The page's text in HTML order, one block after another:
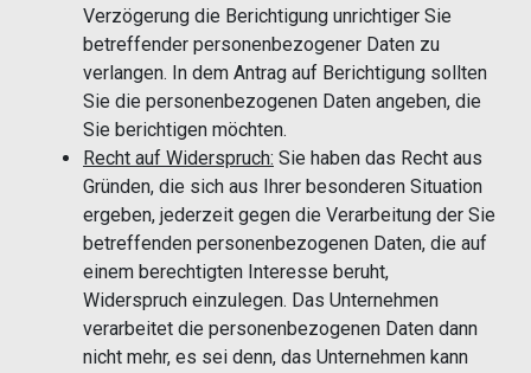
Verzögerung die Berichtigung unrichtiger Sie
betreffender personenbezogener Daten zu
verlangen. In dem Antrag auf Berichtigung sollten
Sie die personenbezogenen Daten angeben, die
Sie berichtigen möchten.
Recht auf Widerspruch: Sie haben das Recht aus
Gründen, die sich aus Ihrer besonderen Situation
ergeben, jederzeit gegen die Verarbeitung der Sie
betreffenden personenbezogenen Daten, die auf
einem berechtigten Interesse beruht,
Widerspruch einzulegen. Das Unternehmen
verarbeitet die personenbezogenen Daten dann
nicht mehr, es sei denn, das Unternehmen kann